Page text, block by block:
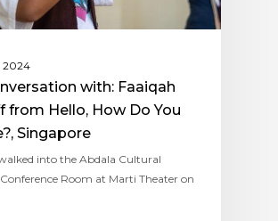
2024
with: Faaiqah
from Hello, How Do You
Singapore
into the Abdala Cultural
Room at Marti Theater on